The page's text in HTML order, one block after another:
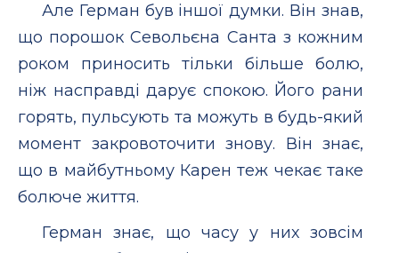
Але Герман був іншої думки. Він знав,
що порошок Севольєна Санта з кожним
роком приносить тільки більше болю,
ніж насправді дарує спокою. Його рани
горять, пульсують та можуть в будь-який
момент закровоточити знову. Він знає,
що в майбутньому Карен теж чекає таке
болюче життя.
Герман знає, що часу у них зовсім